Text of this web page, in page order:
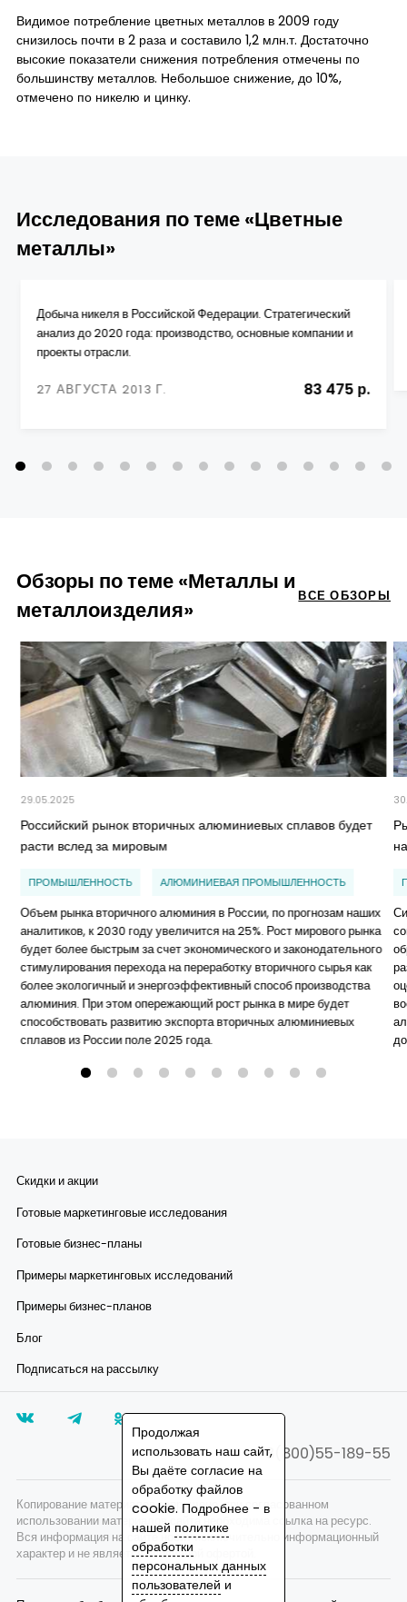
Видимое потребление цветных металлов в 2009 году
снизилось почти в 2 раза и составило 1,2 млн.т. Достаточно
высокие показатели снижения потребления отмечены по
большинству металлов. Небольшое снижение, до 10%,
отмечено по никелю и цинку.
Исследования по теме «Цветные
металлы»
Добыча никеля в Российской Федерации. Стратегический
анализ до 2020 года: производство, основные компании и
проекты отрасли.
27 АВГУСТА 2013 Г. 83 475 р.
Обзоры по теме «Металлы и
металлоизделия»
ВСЕ ОБЗОРЫ
29.05.2025
Российский рынок вторичных алюминиевых сплавов будет
расти вслед за мировым
ПРОМЫШЛЕННОСТЬ АЛЮМИНИЕВАЯ ПРОМЫШЛЕННОСТЬ
Объем рынка вторичного алюминия в России, по прогнозам наших
аналитиков, к 2030 году увеличится на 25%. Рост мирового рынка
будет более быстрым за счет экономического и законодательного
стимулирования перехода на переработку вторичного сырья как
более экологичный и энергоэффективный способ производства
алюминия. При этом опережающий рост рынка в мире будет
способствовать развитию экспорта вторичных алюминиевых
сплавов из России поле 2025 года.
Скидки и акции
Готовые маркетинговые исследования
Готовые бизнес-планы
Примеры маркетинговых исследований
Примеры бизнес-планов
Блог
Подписаться на рассылку
8(800)55-189-55
Копирование материалов запрещено, при согласованном
использовании материалов сайта необходима ссылка на ресурс.
Вся информация на сайте носит исключительно информационный
характер и не является публичной офертой.
Продолжая
использовать наш сайт,
Вы даёте согласие на
обработку файлов
cookie. Подробнее - в
нашей политике
обработки
персональных данных
пользователей и